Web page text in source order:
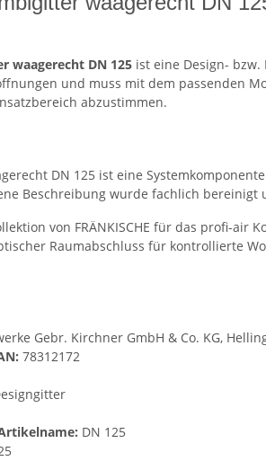
waagerecht DN 125 ist eine Design- bzw.
und muss mit dem passenden
abzustimmen.
DN 125 ist eine
Beschreibung wurde fachlich bereinigt
von FRÄNKISCHE für das profi-air
Raumabschluss für kontrollierte
Gebr. Kirchner GmbH & Co. KG,
78312172
DN 125